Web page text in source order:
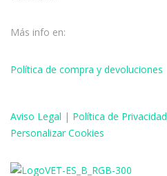
Más info en:
Política de compra y devoluciones
Aviso Legal | Política de Privacidad
Personalizar Cookies